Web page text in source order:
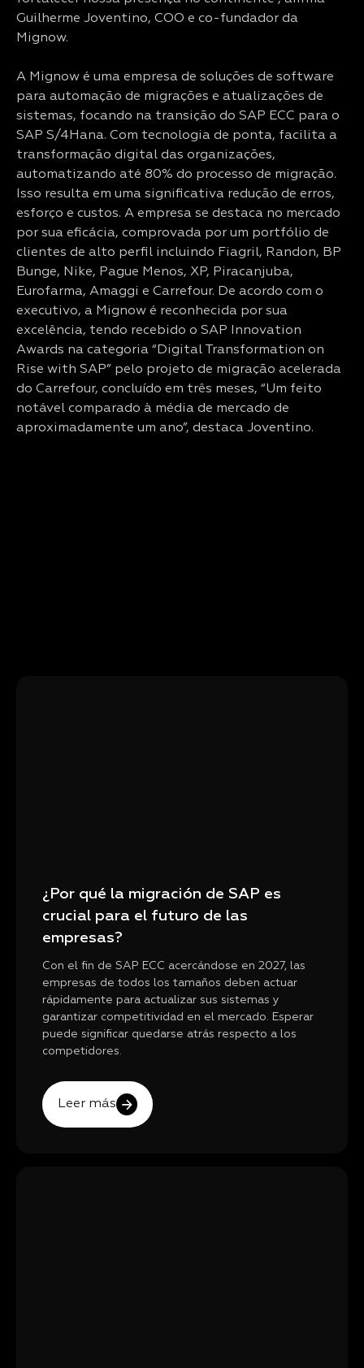
Guilherme Joventino, COO e co-fundador da
Mignow.
A Mignow é uma empresa de soluções de software
para automação de migrações e atualizações de
sistemas, focando na transição do SAP ECC para o
SAP S/4Hana. Com tecnologia de ponta, facilita a
transformação digital das organizações,
automatizando até 80% do processo de migração.
Isso resulta em uma significativa redução de erros,
esforço e custos. A empresa se destaca no mercado
por sua eficácia, comprovada por um portfólio de
clientes de alto perfil incluindo Fiagril, Randon, BP
Bunge, Nike, Pague Menos, XP, Piracanjuba,
Eurofarma, Amaggi e Carrefour. De acordo com o
executivo, a Mignow é reconhecida por sua
excelência, tendo recebido o SAP Innovation
Awards na categoria “Digital Transformation on
Rise with SAP” pelo projeto de migração acelerada
do Carrefour, concluído em três meses, “Um feito
notável comparado à média de mercado de
aproximadamente um ano”, destaca Joventino.
¿Por qué la migración de SAP es
crucial para el futuro de las
empresas?
Con el fin de SAP ECC acercándose en 2027, las
empresas de todos los tamaños deben actuar
rápidamente para actualizar sus sistemas y
garantizar competitividad en el mercado. Esperar
puede significar quedarse atrás respecto a los
competidores.
Leer más